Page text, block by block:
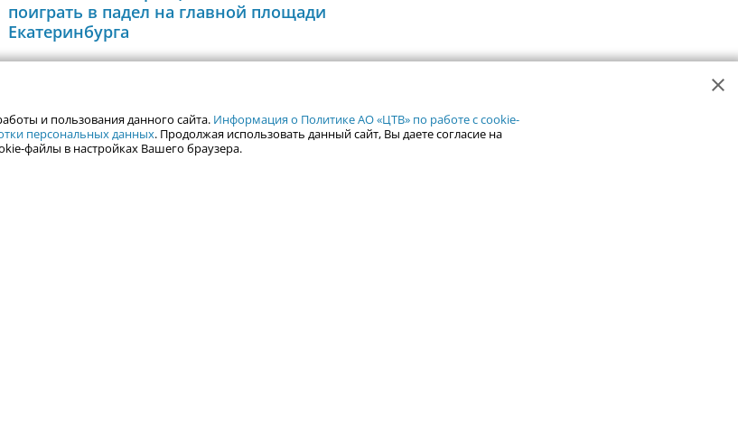
поиграть в падел на главной площади
Екатеринбурга
Корты для игры в падел открылись на главной площади
Площадка работает в рамках городского «Лета
на площади», но бесплатно можно поиграть лишь
в определенные часы.
и пользования данного сайта. Информация о Политике АО «ЦТВ» по работе с cookie-
персональных данных. Продолжая использовать данный сайт, Вы даете согласие на
файлы в настройках Вашего браузера.